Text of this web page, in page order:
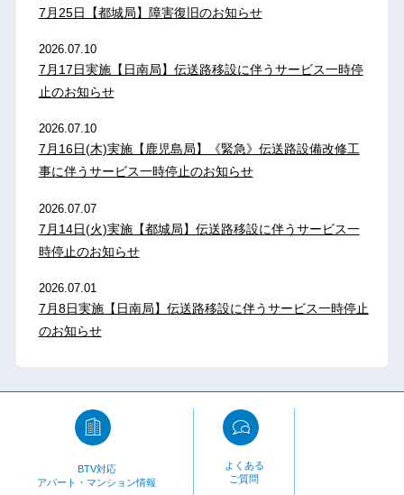
7月25日【都城局】障害復旧のお知らせ
2026.07.10
7月17日実施【日南局】伝送路移設に伴うサービス一時停
止のお知らせ
2026.07.10
7月16日(木)実施【鹿児島局】《緊急》伝送路設備改修工
事に伴うサービス一時停止のお知らせ
2026.07.07
7月14日(火)実施【都城局】伝送路移設に伴うサービス一
時停止のお知らせ
2026.07.01
7月8日実施【日南局】伝送路移設に伴うサービス一時停止
のお知らせ
BTV対応
アパート・マンション情報
よくある
ご質問